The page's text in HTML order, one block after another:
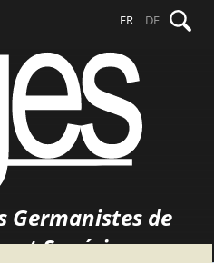
contenu
FR DE
Germanistes de
Supérieur